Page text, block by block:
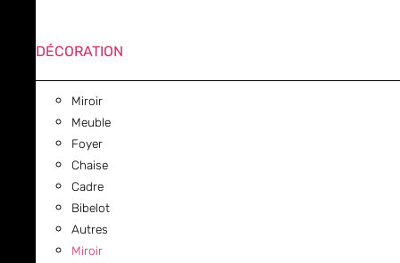
DÉCORATION
Miroir
Meuble
Foyer
Chaise
Cadre
Bibelot
Autres
Miroir